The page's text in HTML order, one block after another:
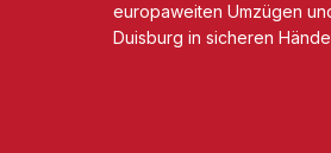
europaweiten Umzügen
Duisburg in sicheren